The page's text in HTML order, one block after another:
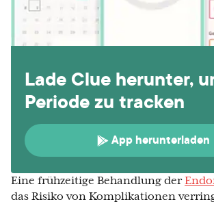
Lade Clue herunter,
Periode zu tracken
App herunterladen
Eine frühzeitige Behandlung der
das Risiko von Komplikationen